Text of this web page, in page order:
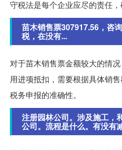
守税法是每个企业应尽的责任，
苗木销售票307917.56，咨
税，在没有...
对于苗木销售票金额较大的情
用进项抵扣，需要根据具体销
税务申报的准确性。
注册园林公司。涉及施工，
公司。流程是什么。有没有